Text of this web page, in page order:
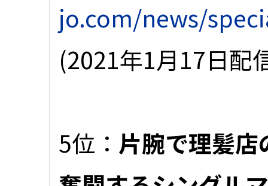
jo.com/news/
(2021年1月17日配
5位： 片腕で理髪